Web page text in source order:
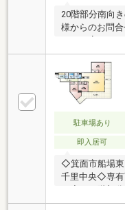
20階部分南向
様からのお問
北大阪急行「
です。┃▼マン
年1月築・地上
理体制→伊藤
┃▼お部屋の特
のため、陽当
がリビングか
す。
駐車場あり
即入居可
◇箕面市船場
千里中央◇専有
覧可能です●物